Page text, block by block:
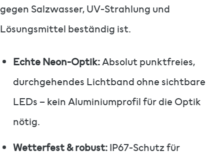
gegen Salzwasser, UV-Strahlung und
Lösungsmittel beständig ist.
Echte Neon-Optik:Absolut punktfreies,
durchgehendes Lichtband ohne sichtbare
LEDs – kein Aluminiumprofil für die Optik
nötig.
Wetterfest & robust:IP67-Schutz für